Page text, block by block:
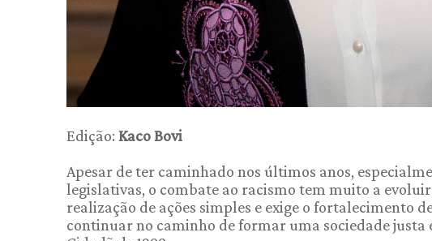
Edição: Kaco Bovi
Apesar de ter caminhado nos últimos anos,
legislativas, o combate ao racismo tem muito a
realização de ações simples e exige o fortalecimento
continuar no caminho de formar uma sociedade